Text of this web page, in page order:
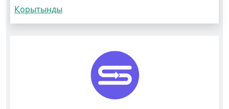
Қорытынды